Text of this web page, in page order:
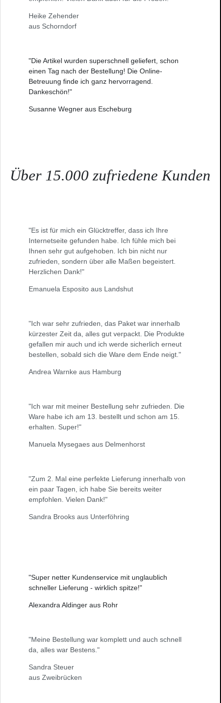
Heike Zehender
aus Schorndorf
"Die Artikel wurden superschnell geliefert, schon
einen Tag nach der Bestellung! Die Online-
Betreuung finde ich ganz hervorragend.
Dankeschön!"
Susanne Wegner aus Escheburg
Über 15.000 zufriedene Kunden
"Es ist für mich ein Glücktreffer, dass ich Ihre
Internetseite gefunden habe. Ich fühle mich bei
Ihnen sehr gut aufgehoben. Ich bin nicht nur
zufrieden, sondern über alle Maßen begeistert.
Herzlichen Dank!"
Emanuela Esposito aus Landshut
"Ich war sehr zufrieden, das Paket war innerhalb
kürzester Zeit da, alles gut verpackt. Die Produkte
gefallen mir auch und ich werde sicherlich erneut
bestellen, sobald sich die Ware dem Ende neigt."
Andrea Warnke aus Hamburg
"Ich war mit meiner Bestellung sehr zufrieden. Die
Ware habe ich am 13. bestellt und schon am 15.
erhalten. Super!"
Manuela Mysegaes aus Delmenhorst
"Zum 2. Mal eine perfekte Lieferung innerhalb von
ein paar Tagen, ich habe Sie bereits weiter
empfohlen. Vielen Dank!"
Sandra Brooks aus Unterföhring
"Super netter Kundenservice mit unglaublich
schneller Lieferung - wirklich spitze!"
Alexandra Aldinger aus Rohr
"Meine Bestellung war komplett und auch schnell
da, alles war Bestens."
Sandra Steuer
aus Zweibrücken